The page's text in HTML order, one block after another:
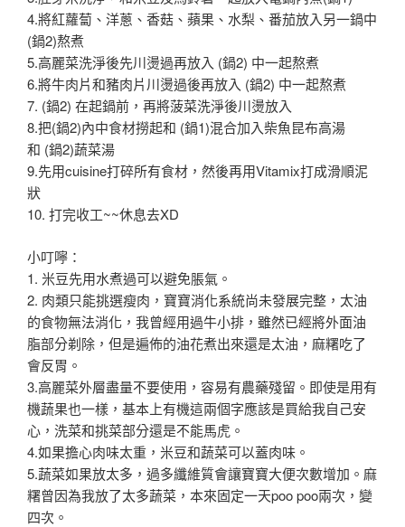
4.將紅蘿蔔、洋蔥、香菇 、 蘋果 、水梨、番茄放入另一鍋中
(鍋2)熬煮
5.高麗菜洗淨後先川燙過再放入 (鍋2) 中一起熬煮
6.將牛肉片和豬肉片川燙過後再放入 (鍋2) 中一起熬煮
7. (鍋2) 在起鍋前 ，再將菠菜洗淨後川燙放入
8.把(鍋2)內中食材撈起和 (鍋1)混合加入柴魚昆布高湯
和 (鍋2)蔬菜湯
9.先用cuisine打碎所有食材 ，然後再用Vitamix打成滑順泥
狀
10. 打完收工~~休息去XD
小叮嚀 ：
1. 米豆先用水煮過可以避免脹氣 。
2. 肉類只能挑選瘦肉 ，寶寶消化系統尚未發展完整 ，太油
的食物無法消化 ，我曾經用過牛小排 ，雖然已經將外面油
脂部分剃除 ，但是遍佈的油花煮出來還是太油 ，麻糬吃了
會反胃 。
3.高麗菜外層盡量不要使用 ，容易有農藥殘留 。即使是用有
機蔬果也一樣 ， 基本上有機這兩個字應該是買給我自己安
心 ，洗菜和挑菜部分還是不能馬虎 。
4.如果擔心肉味太重 ， 米豆和蔬菜可以蓋肉味 。
5.蔬菜如果放太多 ， 過多纖維質會讓寶寶大便次數增加 。麻
糬曾因為我放了太多蔬菜 ，本來固定一天poo poo兩次 ，變
四次 。